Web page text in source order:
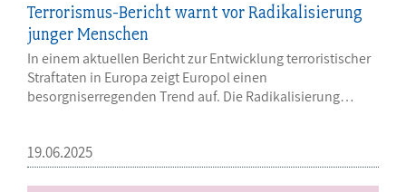
Terrorismus-Bericht warnt vor Radikalisierung
junger Menschen
In einem aktuellen Bericht zur Entwicklung terroristischer
Straftaten in Europa zeigt Europol einen
besorgniserregenden Trend auf. Die Radikalisierung…
19.06.2025